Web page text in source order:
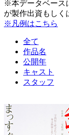
※本データベース
が製作出資もしく
※凡例はこちら
全て
作品名
公開年
キャスト
スタッフ